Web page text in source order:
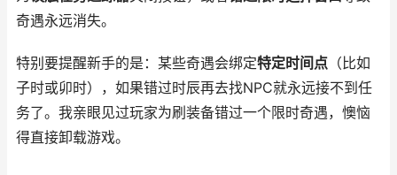
奇遇永远消失。
特别要提醒新手的是：某些奇遇会绑定特定时间点 （比如
子时或卯时），如果错过时辰再去找NPC就永远接不到任
务了。我亲眼见过玩家为刷装备错过一个限时奇遇，懊恼
得直接卸载游戏。